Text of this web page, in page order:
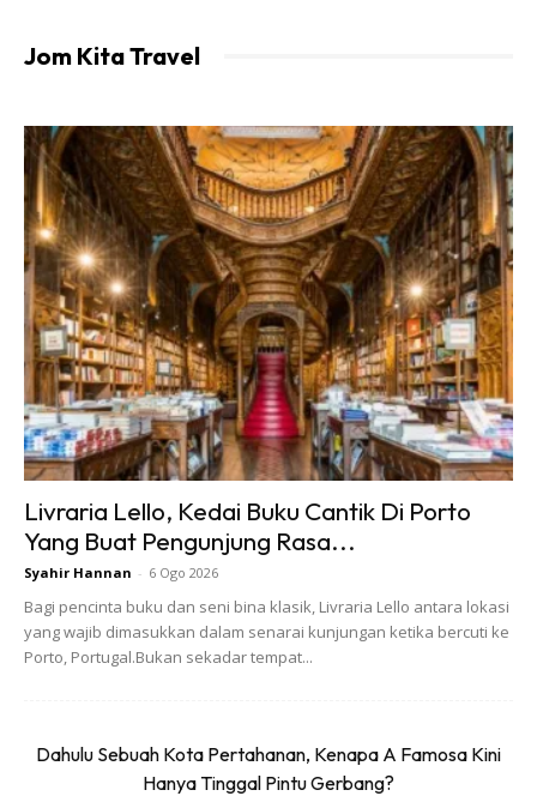
adalah dilarang. Pihak berkuasa mula mengawal ketat
ramai yang tinggi selain tidak mengamalkan penjarakan
sosial.
Ads
Jom Kita Travel
Livraria Lello, Kedai Buku Cantik Di Porto
Yang Buat Pengunjung Rasa...
Syahir Hannan - 6 Ogo 2026
Bagi pencinta buku dan seni bina klasik, Livraria Lello antara lokasi
yang wajib dimasukkan dalam senarai kunjungan ketika bercuti ke
Porto, Portugal.Bukan sekadar tempat...
Dahulu Sebuah Kota Pertahanan, Kenapa A Famosa Kini
Hanya Tinggal Pintu Gerbang?